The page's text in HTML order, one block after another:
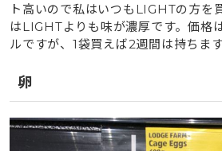
ト高いので私はいつもLIGHTの方を
はLIGHTよりも味が濃厚です。価格
ルですが、1袋買えば2週間は持ちます
卵